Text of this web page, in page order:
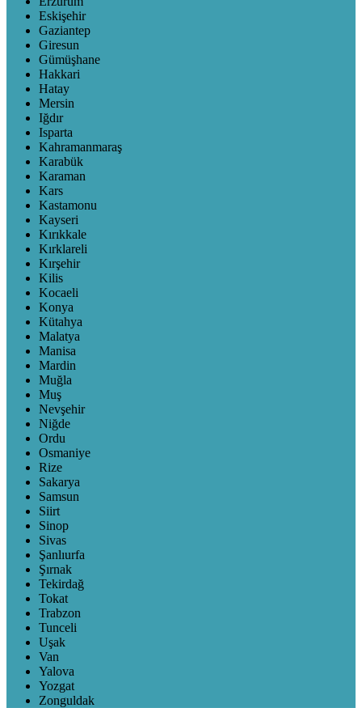
Eskişehir
Gaziantep
Giresun
Gümüşhane
Hakkari
Hatay
Mersin
Iğdır
Isparta
Kahramanmaraş
Karabük
Karaman
Kars
Kastamonu
Kayseri
Kırıkkale
Kırklareli
Kırşehir
Kilis
Kocaeli
Konya
Kütahya
Malatya
Manisa
Mardin
Muğla
Muş
Nevşehir
Niğde
Ordu
Osmaniye
Rize
Sakarya
Samsun
Siirt
Sinop
Sivas
Şanlıurfa
Şırnak
Tekirdağ
Tokat
Trabzon
Tunceli
Uşak
Van
Yalova
Yozgat
Zonguldak